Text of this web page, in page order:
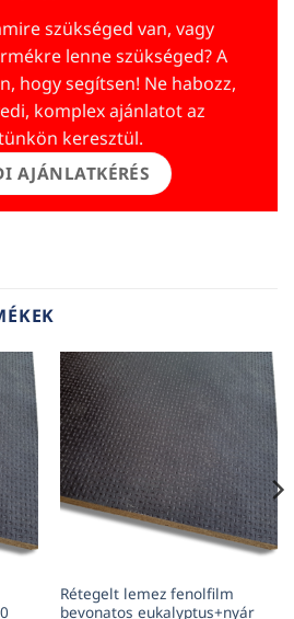
szükséged van, vagy
lenne szükséged? A
hogy segítsen! Ne habozz,
komplex ajánlatot az
keresztül.
AJÁNLATKÉRÉS
Rétegelt lemez fenolfilm
bevonatos eukalyptus+nyár